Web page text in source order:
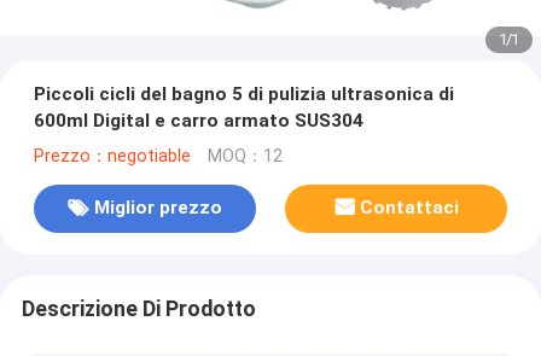
1/1
Piccoli cicli del bagno 5 di pulizia ultrasonica di
600ml Digital e carro armato SUS304
Prezzo：negotiable MOQ：12
Miglior prezzo Contattaci
Descrizione Di Prodotto